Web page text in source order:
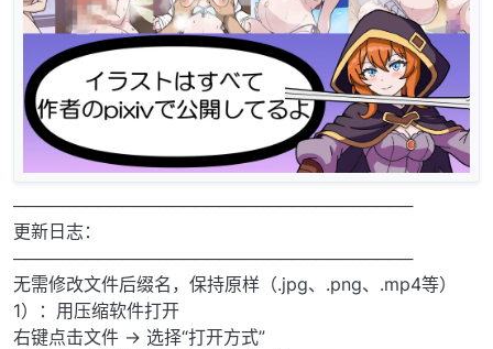
─────────────────────────────────
更新日志：
─────────────────────────────────
无需修改文件后缀名，保持原样（.jpg、.png、.mp4等）
1）：用压缩软件打开
右键点击文件 → 选择“打开方式”